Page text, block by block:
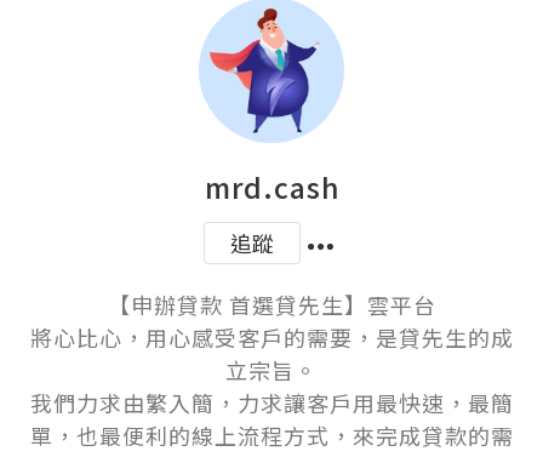
mrd.cash
追蹤
【申辦貸款 首選貸先生】雲平台
將心比心，用心感受客戶的需要，是貸先生的成
立宗旨。
我們力求由繁入簡，力求讓客戶用最快速，最簡
單，也最便利的線上流程方式，來完成貸款的需